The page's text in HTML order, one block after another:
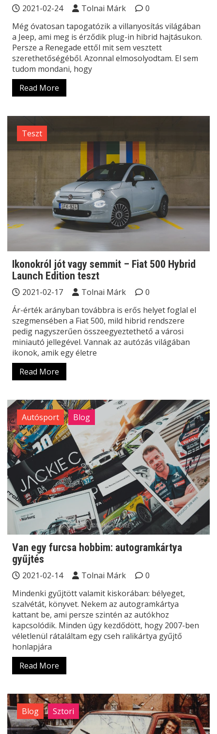
2021-02-24 Tolnai Márk
0
Még óvatosan tapogatózik a villanyosítás világában
a Jeep, ami meg is érződik plug-in hibrid hajtásukon.
Persze a Renegade ettől mit sem vesztett
szerethetőségéből. Azonnal elmosolyodtam. El sem
tudom mondani, hogy
Read More
Teszt
Ikonokról jót vagy semmit – Fiat 500 Hybrid
Launch Edition teszt
2021-02-17 Tolnai Márk
0
Ár-érték arányban továbbra is erős helyet foglal el
szegmensében a Fiat 500, mild hibrid rendszere
pedig nagyszerűen összeegyeztethető a városi
miniautó jellegével. Vannak az autózás világában
ikonok, amik egy életre
Read More
Autósport Blog
Van egy furcsa hobbim: autogramkártya
gyűjtés
2021-02-14 Tolnai Márk
0
Mindenki gyűjtött valamit kiskorában: bélyeget,
szalvétát, könyvet. Nekem az autogramkártya
kattant be, ami persze szintén az autókhoz
kapcsolódik. Minden úgy kezdődött, hogy 2007-ben
véletlenül rátaláltam egy cseh ralikártya gyűjtő
honlapjára
Read More
Blog Sztori